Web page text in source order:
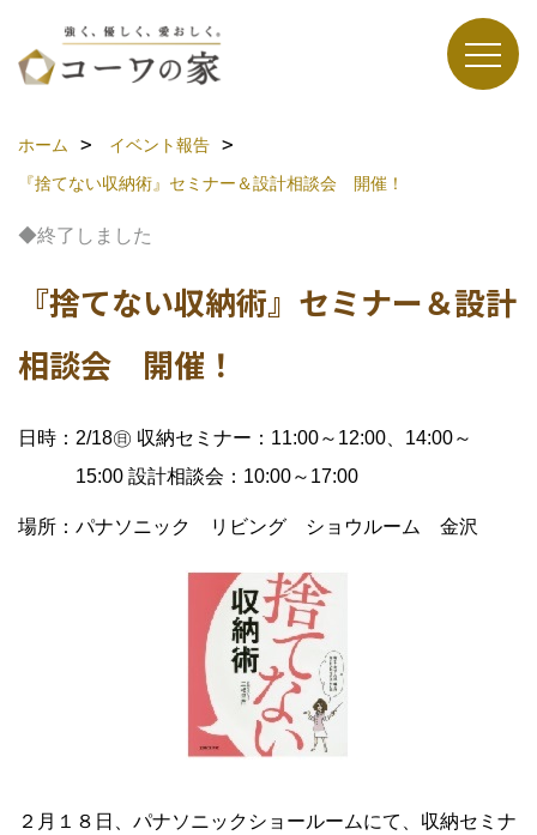
ホーム
イベント報告
『捨てない収納術』セミナー＆設計相談会 開催！
◆終了しました
『捨てない収納術』セミナー＆設計
相談会 開催！
日時：2/18㊐ 収納セミナー：11:00～12:00、14:00～
15:00 設計相談会：10:00～17:00
場所：パナソニック リビング ショウルーム 金沢
２月１８日、パナソニックショールームにて、収納セミナ